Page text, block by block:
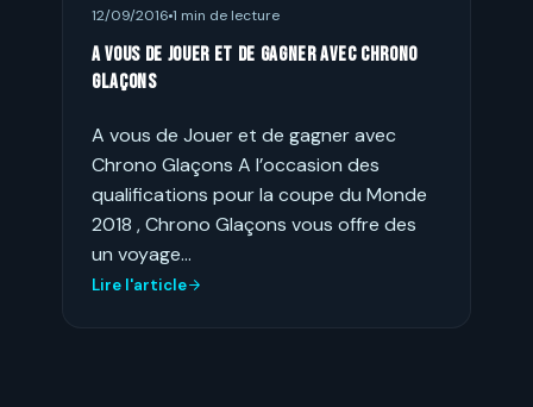
12/09/2016 1 min de lecture
A vous de Jouer et de gagner avec Chrono
Glaçons
A vous de Jouer et de gagner avec
Chrono Glaçons A l’occasion des
qualifications pour la coupe du Monde
2018 , Chrono Glaçons vous offre des
un voyage…
Lire l'article